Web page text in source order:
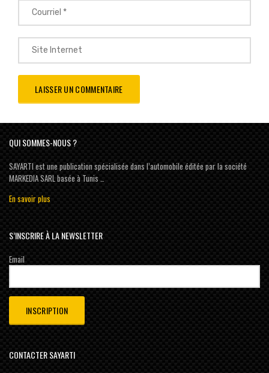
QUI SOMMES-NOUS ?
SAYARTI est une publication spécialisée dans l’automobile éditée par la société
MARKEDIA SARL basée à Tunis …
En savoir plus
S’INSCRIRE À LA NEWSLETTER
Email
CONTACTER SAYARTI